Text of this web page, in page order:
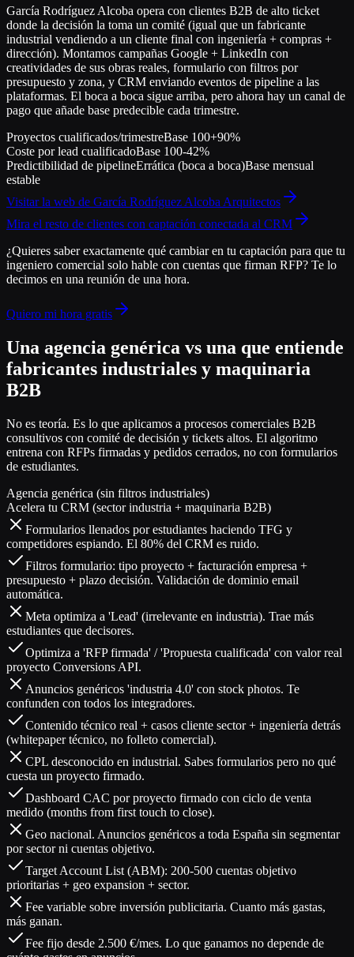
García Rodríguez Alcoba opera con clientes B2B de alto ticket
donde la decisión la toma un comité (igual que un fabricante
industrial vendiendo a un cliente final con ingeniería + compras +
dirección). Montamos campañas Google + LinkedIn con
creatividades de sus obras reales, formulario con filtros por
presupuesto y zona, y CRM enviando eventos de pipeline a las
plataformas. El boca a boca sigue arriba, pero ahora hay un canal de
pago que añade base predecible cada trimestre.
Proyectos cualificados/trimestreBase 100+90%
Coste por lead cualificadoBase 100-42%
Predictibilidad de pipelineErrática (boca a boca)Base mensual
estable
Visitar la web de García Rodríguez Alcoba Arquitectos
Mira el resto de clientes con captación conectada al CRM
¿Quieres saber exactamente qué cambiar en tu captación para que tu
ingeniero comercial solo hable con cuentas que firman RFP? Te lo
decimos en una reunión de una hora.
Quiero mi hora gratis
Una agencia genérica vs una que entiende
fabricantes industriales y maquinaria
B2B
No es teoría. Es lo que aplicamos a procesos comerciales B2B
consultivos con comité de decisión y tickets altos. El algoritmo
entrena con RFPs firmadas y pedidos cerrados, no con formularios
de estudiantes.
Agencia genérica (sin filtros industriales)
Acelera tu CRM (sector industria + maquinaria B2B)
Formularios llenados por estudiantes haciendo TFG y
competidores espiando. El 80% del CRM es ruido.
Filtros formulario: tipo proyecto + facturación empresa +
presupuesto + plazo decisión. Validación de dominio email
automática.
Meta optimiza a 'Lead' (irrelevante en industria). Trae más
estudiantes que decisores.
Optimiza a 'RFP firmada' / 'Propuesta cualificada' con valor real
proyecto Conversions API.
Anuncios genéricos 'industria 4.0' con stock photos. Te
confunden con todos los integradores.
Contenido técnico real + casos cliente sector + ingeniería detrás
(whitepaper técnico, no folleto comercial).
CPL desconocido en industrial. Sabes formularios pero no qué
cuesta un proyecto firmado.
Dashboard CAC por proyecto firmado con ciclo de venta
medido (months from first touch to close).
Geo nacional. Anuncios genéricos a toda España sin segmentar
por sector ni cuentas objetivo.
Target Account List (ABM): 200-500 cuentas objetivo
prioritarias + geo expansion + sector.
Fee variable sobre inversión publicitaria. Cuanto más gastas,
más ganan.
Fee fijo desde 2.500 €/mes. Lo que ganamos no depende de